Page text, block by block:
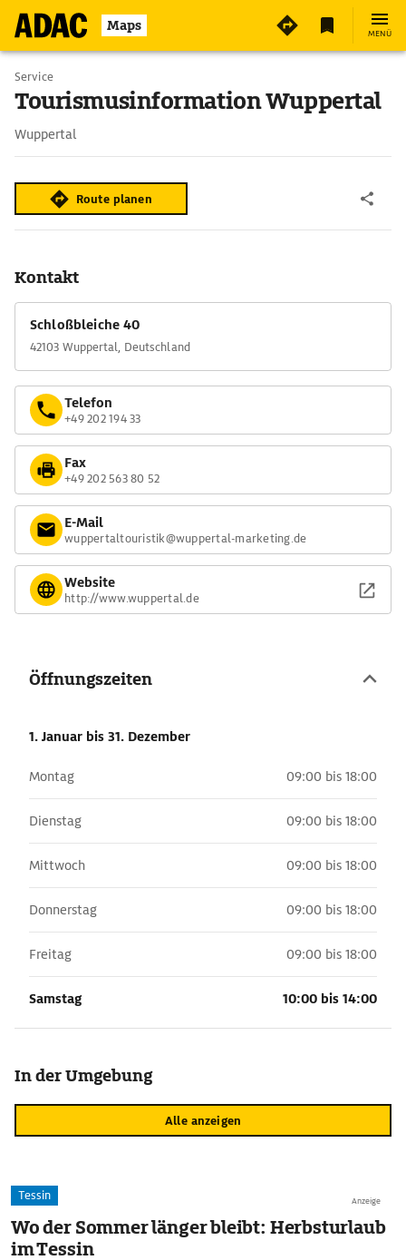
Maps MENÜ
Service
Tourismusinformation Wuppertal
Wuppertal
Route planen
Kontakt
Schloßbleiche 40
42103 Wuppertal, Deutschland
Telefon
+49 202 194 33
Fax
+49 202 563 80 52
E-Mail
wuppertaltouristik@wuppertal-marketing.de
Website
http://www.wuppertal.de
Öffnungszeiten
1. Januar bis 31. Dezember
Montag 09:00 bis 18:00
Dienstag 09:00 bis 18:00
Mittwoch 09:00 bis 18:00
Donnerstag 09:00 bis 18:00
Freitag 09:00 bis 18:00
Samstag 10:00 bis 14:00
In der Umgebung
Alle anzeigen
Anzeige
Tessin
Wo der Sommer länger bleibt: Herbsturlaub
im Tessin